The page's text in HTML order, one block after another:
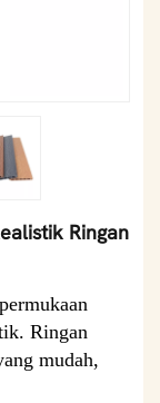
Ringan
Ringan
mudah,